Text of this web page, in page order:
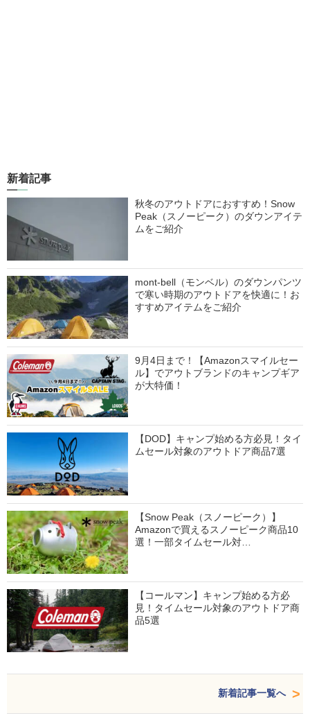
新着記事
秋冬のアウトドアにおすすめ！Snow
Peak（スノーピーク）のダウンアイテ
ムをご紹介
mont-bell（モンベル）のダウンパンツ
で寒い時期のアウトドアを快適に！お
すすめアイテムをご紹介
9月4日まで！【Amazonスマイルセー
ル】でアウトブランドのキャンプギア
が大特価！
【DOD】キャンプ始める方必見！タイ
ムセール対象のアウトドア商品7選
【Snow Peak（スノーピーク）】
Amazonで買えるスノーピーク商品10
選！一部タイムセール対…
【コールマン】キャンプ始める方必
見！タイムセール対象のアウトドア商
品5選
新着記事一覧へ